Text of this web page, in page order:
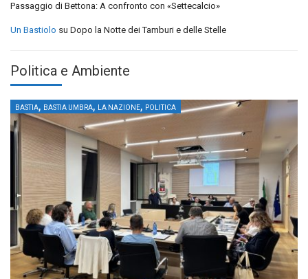
Passaggio di Bettona: A confronto con «Settecalcio»
Un Bastiolo su Dopo la Notte dei Tamburi e delle Stelle
Politica e Ambiente
BASTIA, BASTIA UMBRA, LA NAZIONE, POLITICA